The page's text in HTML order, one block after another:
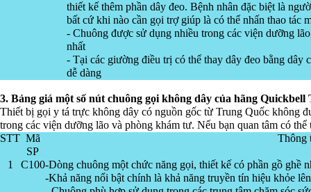
thiết kế thêm phần dây đeo. Bệnh nhân đặc biệt là
bất cứ khi nào cần gọi trợ giúp là có thể nhấn thao tác
- Chuông được sử dụng nhiều trong các viện dưỡng
nhất
- Tại các giường điều trị có thể thay dây đeo bằng dây
dễ dàng
3. Bảng giá một số nút chuông gọi không dây của hãng Quickbell
Thiết bị gọi y tá trực không dây có nguồn gốc từ Trung Quốc không
trong các viện dưỡng lão và phòng khám tư. Nếu bạn quan tâm có thể
STT Mã
SP
Thông
1 C100-Dòng chuông một chức năng gọi, thiết kế có phần gồ ghề
-Khả năng nổi bật chính là khả năng truyền tín hiệu khỏe